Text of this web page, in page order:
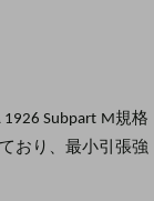
Subpart M規格
おり、最小引張強